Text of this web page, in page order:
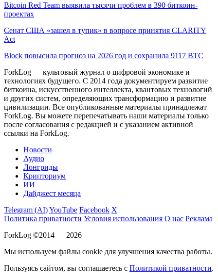
Bitcoin Red Team выявила тысячи проблем в 390 биткоин-
проектах
Сенат США «зашел в тупик» в вопросе принятия CLARITY
Act
Block повысила прогноз на 2026 год и сохранила 9117 BTC
ForkLog — культовый журнал о цифровой экономике и
технологиях будущего. С 2014 года документируем развитие
биткоина, искусственного интеллекта, квантовых технологий
и других систем, определяющих трансформацию и развитие
цивилизации. Все опубликованные материалы принадлежат
ForkLog. Вы можете перепечатывать наши материалы только
после согласования с редакцией и с указанием активной
ссылки на ForkLog.
Новости
Аудио
Лонгриды
Крипториум
ИИ
Дайджест месяца
Telegram (AI)YouTube Facebook X
Политика приватности Условия использования О нас Реклама
ForkLog ©2014 — 2026
Мы используем файлы cookie для улучшения качества работы.
Пользуясь сайтом, вы соглашаетесь с Политикой приватности.